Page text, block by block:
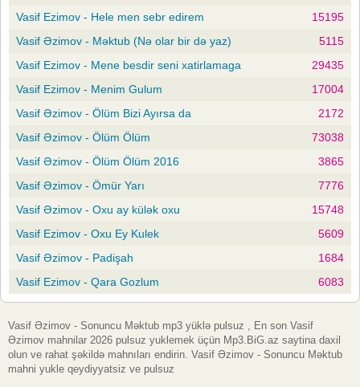
Vasif Ezimov - Hele men sebr edirem
15195
Vasif Əzimov - Məktub (Nə olar bir də yaz)
5115
Vasif Ezimov - Mene besdir seni xatirlamaga
29435
Vasif Ezimov - Menim Gulum
17004
Vasif Əzimov - Ölüm Bizi Ayırsa da
2172
Vasif Əzimov - Ölüm Ölüm
73038
Vasif Əzimov - Ölüm Ölüm 2016
3865
Vasif Əzimov - Ömür Yarı
7776
Vasif Əzimov - Oxu ay külək oxu
15748
Vasif Ezimov - Oxu Ey Kulek
5609
Vasif Əzimov - Padişah
1684
Vasif Ezimov - Qara Gozlum
6083
Vasif Əzimov - Sonuncu Məktub mp3 yüklə pulsuz , En son Vasif
Əzimov mahnilar 2026 pulsuz yuklemek üçün Mp3.BiG.az saytina daxil
olun ve rahat şəkildə mahnıları endirin. Vasif Əzimov - Sonuncu Məktub
mahni yukle qeydiyyatsiz ve pulsuz